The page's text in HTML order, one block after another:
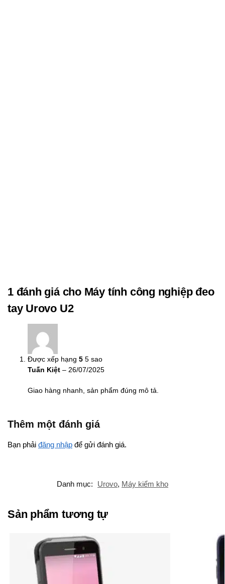
1 đánh giá cho Máy tính công nghiệp đeo
tay Urovo U2
Được xếp hạng 5 5 sao
Tuấn Kiệt – 26/07/2025
Giao hàng nhanh, sản phẩm đúng mô tả.
Thêm một đánh giá
Bạn phải đăng nhập để gửi đánh giá.
Danh mục: Urovo, Máy kiểm kho
Sản phẩm tương tự